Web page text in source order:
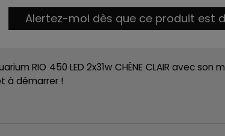
Alertez-moi dès que ce produit est
RIO 450 LED 2x31w CHÊNE CLAIR avec son
à démarrer !